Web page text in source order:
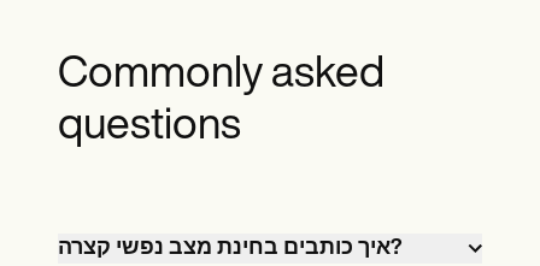
Commonly asked
questions
איך כותבים בחינת מצב נפשי קצרה?